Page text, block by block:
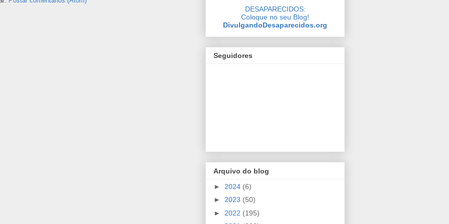
DESAPARECIDOS:
Coloque no seu Blog!
DivulgandoDesaparecidos.org
Seguidores
Arquivo do blog
► 2024 (6)
► 2023 (50)
► 2022 (195)